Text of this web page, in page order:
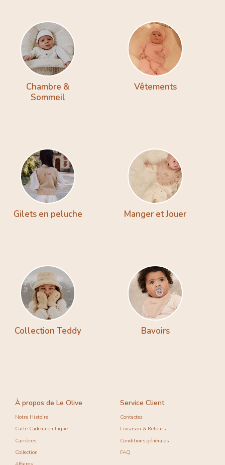
Chambre &
Sommeil
Vêtements
Gilets en peluche Manger et Jouer
Collection Teddy Bavoirs
À propos de Le Olive
Notre Histoire
Carte Cadeau en Ligne
Carrières
Collection
Service Client
Contactez
Livraison & Retours
Conditions générales
FAQ